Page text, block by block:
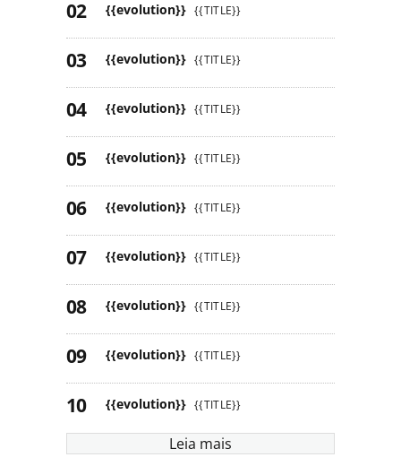
{{evolution}} {{TITLE}}
{{evolution}} {{TITLE}}
{{evolution}} {{TITLE}}
{{evolution}} {{TITLE}}
{{evolution}} {{TITLE}}
{{evolution}} {{TITLE}}
{{evolution}} {{TITLE}}
{{evolution}} {{TITLE}}
{{evolution}} {{TITLE}}
Leia mais